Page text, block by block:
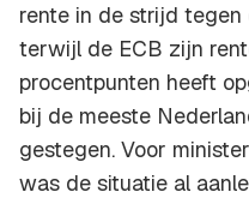
rente in de strijd
terwijl de ECB zijn
procentpunten heeft
bij de meeste
gestegen. Voor
was de situatie al